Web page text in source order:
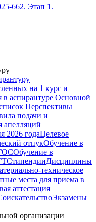
662. Этап 1.
на 1 курс и
аспирантуре Основной
Перспективы
подачи и
апелляций
2026 годаЦелевое
отпукОбучение в
Обучение в
СтипендииДисциплины
техническое
места для приема в
аттестация
Экзамены
организации